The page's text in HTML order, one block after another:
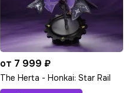
от 7 999 ₽
The Herta - Honkai: Star Rail